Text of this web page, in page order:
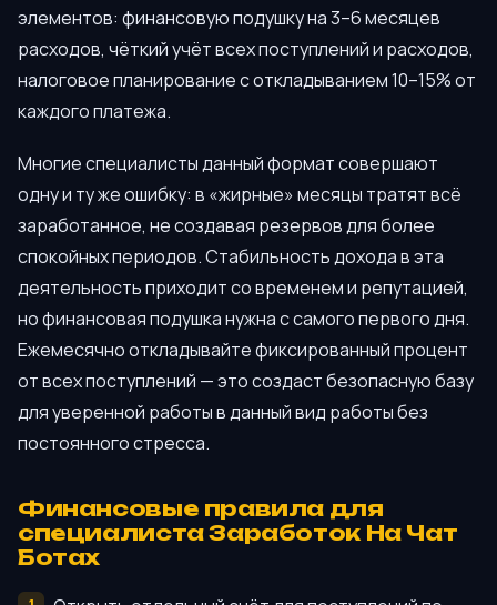
элементов: финансовую подушку на 3–6 месяцев
расходов, чёткий учёт всех поступлений и расходов,
налоговое планирование с откладыванием 10–15% от
каждого платежа.
Многие специалисты данный формат совершают
одну и ту же ошибку: в «жирные» месяцы тратят всё
заработанное, не создавая резервов для более
спокойных периодов. Стабильность дохода в эта
деятельность приходит со временем и репутацией,
но финансовая подушка нужна с самого первого дня.
Ежемесячно откладывайте фиксированный процент
от всех поступлений — это создаст безопасную базу
для уверенной работы в данный вид работы без
постоянного стресса.
Финансовые правила для
специалиста Заработок На Чат
Ботах